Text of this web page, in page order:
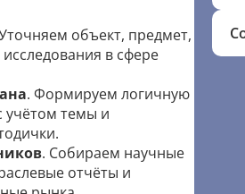
объект, предмет,
в сфере
. Формируем логичную
учётом темы и
. Собираем научные
отчёты и